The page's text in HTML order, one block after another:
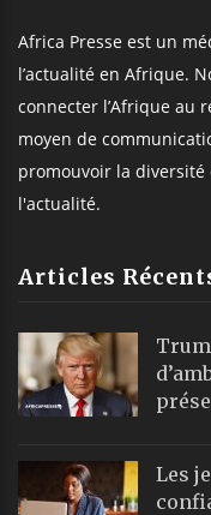
Africa Presse est un
l’actualité en Afrique.
connecter l’Afrique au
moyen de
promouvoir la
l'actualité.
Articles
Les